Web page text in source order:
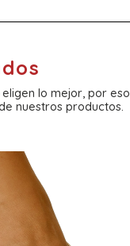
lo mejor, por eso
nuestros productos.